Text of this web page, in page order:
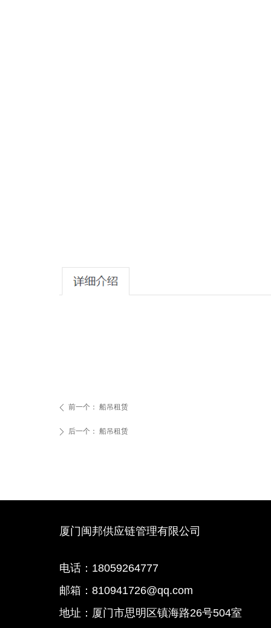
ꄴ 前一个： 船吊租赁
ꄲ 后一个： 船吊租赁
厦门闽邦供应链管理有限公司
电话：18059264777
邮箱：810941726@qq.com
地址：厦门市思明区镇海路26号504室